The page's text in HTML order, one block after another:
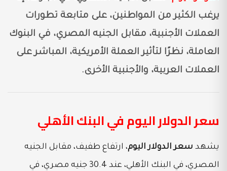
يرغب الكثير من المواطنين، على متابعة تطورات
العملات الأجنبية، مقابل الجنيه المصري، في البنوك
العاملة، نظرًا لتأثير العملة الأمريكية، المباشر على
العملات العربية، والأجنبية الأخرى.
سعر الدولار اليوم في البنك الأهلي
يشهد سعر الدولار اليوم، ارتفاع طفيف، مقابل الجنيه
المصري، في البنك الأهلي، عند 30.4 جنيه مصري، في